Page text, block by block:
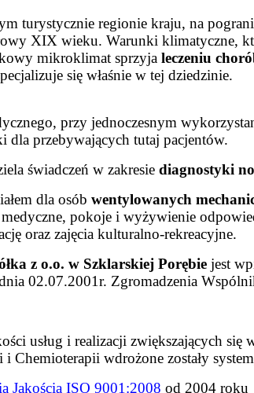
turystycznie regionie kraju, na
XIX wieku. Warunki klimatyczne,
mikroklimat sprzyja leczeniu
się właśnie w tej dziedzinie.
przy jednoczesnym
dla przebywających tutaj pacjentów.
świadczeń w zakresie diagnostyki
dla osób wentylowanych
medyczne, pokoje i wyżywienie
oraz zajęcia kulturalno-rekreacyjne.
z o.o. w Szklarskiej Porębiejest
02.07.2001r. Zgromadzenia
usług i realizacji zwiększających
Chemioterapii wdrożone zostały
Jakością ISO 9001:2008 od 2004 roku